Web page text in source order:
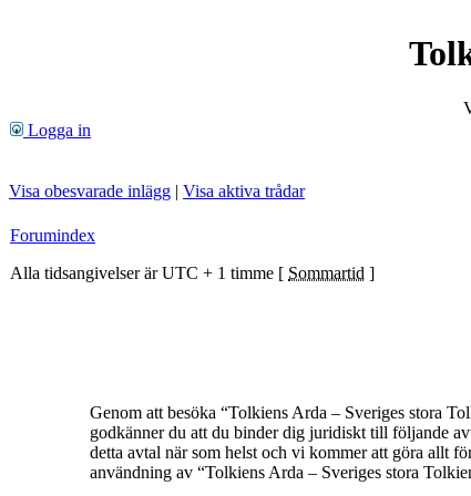
Logga in
Visa obesvarade inlägg | Visa aktiva trådar
Forumindex
Alla tidsangivelser är UTC + 1 timme [ Sommartid ]
Genom att besöka “Tolkiens Arda – Sveriges stora
godkänner du att du binder dig juridiskt till följande
detta avtal när som helst och vi kommer att göra allt
användning av “Tolkiens Arda – Sveriges stora